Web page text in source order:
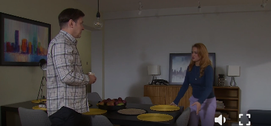
Klan